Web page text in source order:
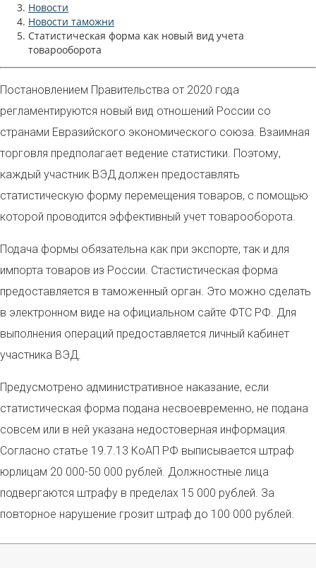
Новости
Новости таможни
Статистическая форма как новый вид учета
товарооборота
Постановлением Правительства от 2020 года
регламентируются новый вид отношений России со
странами Евразийского экономического союза. Взаимная
торговля предполагает ведение статистики. Поэтому,
каждый участник ВЭД должен предоставлять
статистическую форму перемещения товаров, с помощью
которой проводится эффективный учет товарооборота.
Подача формы обязательна как при экспорте, так и для
импорта товаров из России. Стастистическая форма
предоставляется в таможенный орган. Это можно сделать
в электронном виде на официальном сайте ФТС РФ. Для
выполнения операций предоставляется личный кабинет
участника ВЭД.
Предусмотрено административное наказание, если
статистическая форма подана несвоевременно, не подана
совсем или в ней указана недостоверная информация.
Согласно статье 19.7.13 КоАП РФ выписывается штраф
юрлицам 20 000-50 000 рублей. Должностные лица
подвергаются штрафу в пределах 15 000 рублей. За
повторное нарушение грозит штраф до 100 000 рублей.